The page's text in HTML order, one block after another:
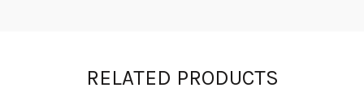
RELATED PRODUCTS